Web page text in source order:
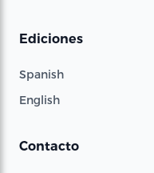
Ediciones
Spanish
English
Contacto